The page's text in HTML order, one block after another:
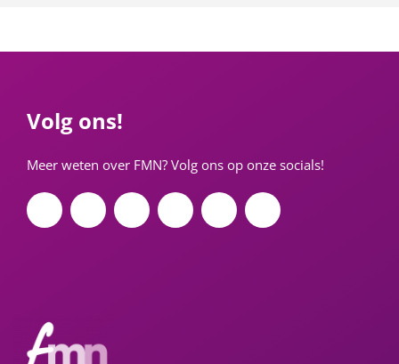
Volg ons!
Meer weten over FMN? Volg ons op onze socials!